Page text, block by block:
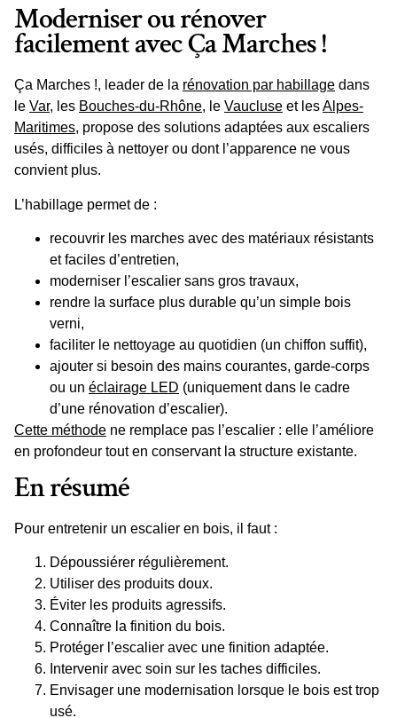
Moderniser ou rénover
facilement avec Ça Marches !
Ça Marches !, leader de la rénovation par habillage dans
le Var, les Bouches-du-Rhône, le Vaucluse et lesAlpes-
Maritimes, propose des solutions adaptées aux escaliers
usés, difficiles à nettoyer ou dont l’apparence ne vous
convient plus.
L’habillage permet de :
recouvrir les marches avec des matériaux résistants
et faciles d’entretien,
moderniser l’escalier sans gros travaux,
rendre la surface plus durable qu’un simple bois
verni,
faciliter le nettoyage au quotidien (un chiffon suffit),
ajouter si besoin des mains courantes, garde-corps
ou un éclairage LED (uniquement dans le cadre
d’une rénovation d’escalier).
Cette méthode ne remplace pas l’escalier : elle l’améliore
en profondeur tout en conservant la structure existante.
En résumé
Pour entretenir un escalier en bois, il faut :
Dépoussiérer régulièrement.
Utiliser des produits doux.
Éviter les produits agressifs.
Connaître la finition du bois.
Protéger l’escalier avec une finition adaptée.
Intervenir avec soin sur les taches difficiles.
Envisager une modernisation lorsque le bois est trop
usé.